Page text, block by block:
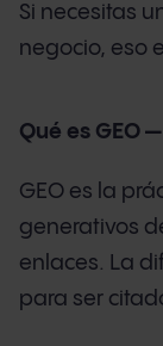
Si necesitas
negocio, eso
Qué es GEO
GEO es la
generativos
enlaces. La
para ser